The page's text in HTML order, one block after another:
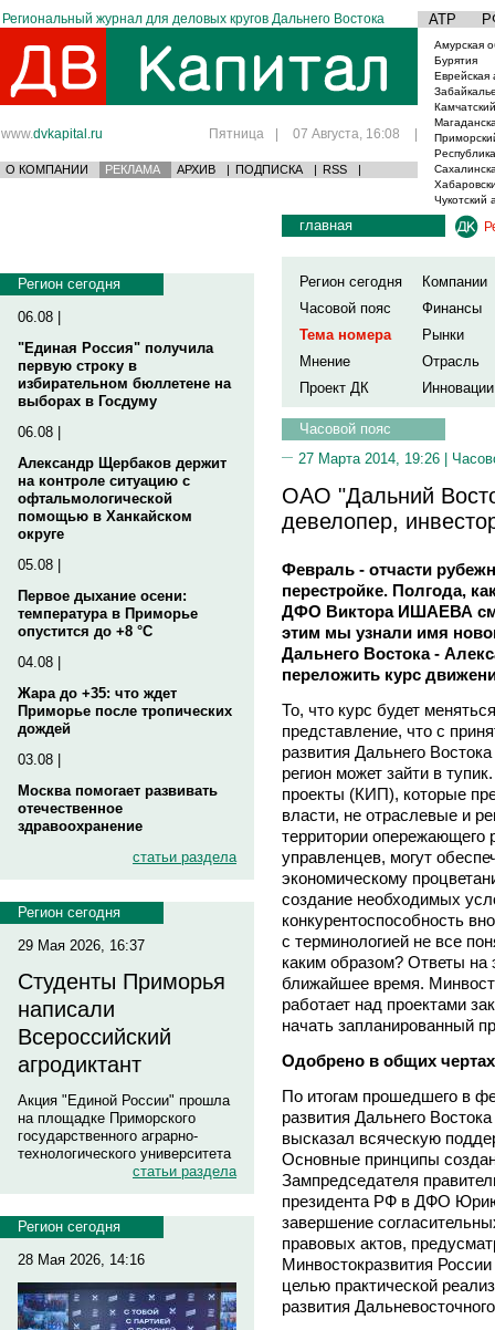
Региональный журнал для деловых кругов Дальнего Востока АТР
www.dvkapital.ru Пятница | 07 Августа, 16:08 |
О КОМПАНИИ РЕКЛАМА АРХИВ | ПОДПИСКА | RSS |
Амурская
Бурятия
Еврейская
Чукотский
Регион сегодня
06.08 |
"Единая Россия" получила
первую строку в
избирательном бюллетене на
выборах в Госдуму
06.08 |
Александр Щербаков держит
на контроле ситуацию с
офтальмологической
помощью в Ханкайском
округе
05.08 |
Первое дыхание осени:
температура в Приморье
опустится до +8 °C
04.08 |
Жара до +35: что ждет
Приморье после тропических
дождей
03.08 |
Москва помогает развивать
отечественное
здравоохранение
статьи раздела
Регион сегодня
29 Мая 2026, 16:37
Студенты Приморья
написали
Всероссийский
агродиктант
Акция "Единой России" прошла
на площадке Приморского
государственного аграрно-
технологического университета
статьи раздела
Регион сегодня
28 Мая 2026, 14:16
главная
Регион сегодня
Компании
Часовой пояс
Финансы
Тема номера
Рынки
Мнение
Отрасль
Проект ДК
Инновации
Часовой пояс
27 Марта 2014, 19:26 |
ОАО "Дальний
девелопер,
Февраль - отчасти
перестройке. Полгода,
ДФО Виктора ИШАЕВА
этим мы узнали имя
Дальнего Востока -
переложить курс
То, что курс будет
представление, что с
развития Дальнего
регион может зайти в
проекты (КИП), которые
власти, не отраслевые и
территории опережающего
управленцев, могут
экономическому
создание необходимых
конкурентоспособность
с терминологией не все
каким образом? Ответы
ближайшее время.
работает над проектами
начать запланированный
Одобрено в общих чертах
По итогам прошедшего в
развития Дальнего
высказал всяческую
Основные принципы
Зампредседателя
президента РФ в ДФО
завершение
правовых актов,
Минвостокразвития
целью практической
развития